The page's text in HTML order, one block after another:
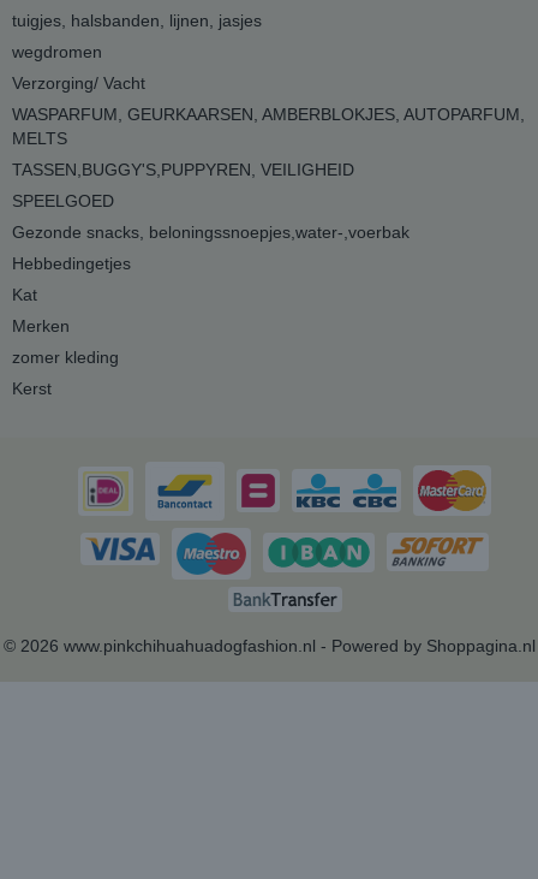
tuigjes, halsbanden, lijnen, jasjes
wegdromen
Verzorging/ Vacht
WASPARFUM, GEURKAARSEN, AMBERBLOKJES, AUTOPARFUM,
MELTS
TASSEN,BUGGY'S,PUPPYREN, VEILIGHEID
SPEELGOED
Gezonde snacks, beloningssnoepjes,water-,voerbak
Hebbedingetjes
Kat
Merken
zomer kleding
Kerst
© 2026 www.pinkchihuahuadogfashion.nl - Powered by Shoppagina.nl